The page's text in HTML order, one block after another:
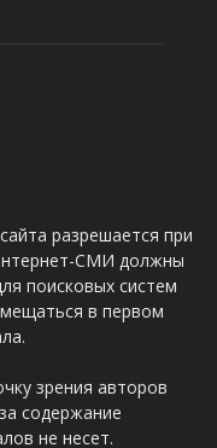
разрешается при
СМИ должны
поисковых систем
в первом
зрения авторов
содержание
не несет.